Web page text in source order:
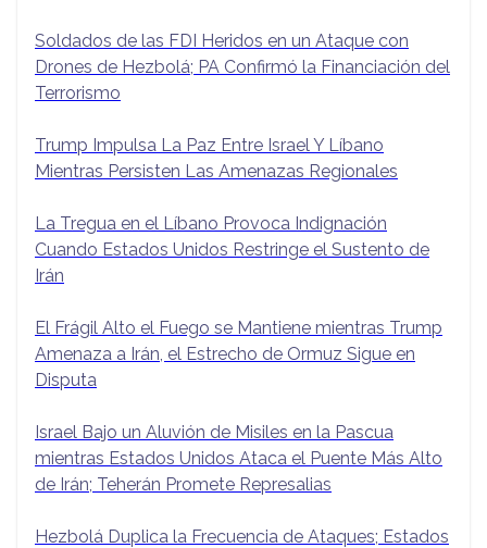
Soldados de las FDI Heridos en un Ataque con
Drones de Hezbolá; PA Confirmó la Financiación del
Terrorismo
Trump Impulsa La Paz Entre Israel Y Líbano
Mientras Persisten Las Amenazas Regionales
La Tregua en el Líbano Provoca Indignación
Cuando Estados Unidos Restringe el Sustento de
Irán
El Frágil Alto el Fuego se Mantiene mientras Trump
Amenaza a Irán, el Estrecho de Ormuz Sigue en
Disputa
Israel Bajo un Aluvión de Misiles en la Pascua
mientras Estados Unidos Ataca el Puente Más Alto
de Irán; Teherán Promete Represalias
Hezbolá Duplica la Frecuencia de Ataques; Estados